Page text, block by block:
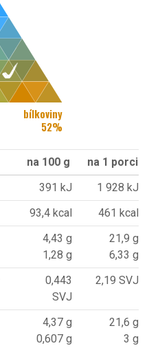
bílkoviny
52%
na 100 g
na 1 porci
391 kJ
1 928 kJ
93,4 kcal
461 kcal
4,43 g
1,28 g
21,9 g
6,33 g
0,443
SVJ
2,19 SVJ
4,37 g
0,607 g
21,6 g
3 g